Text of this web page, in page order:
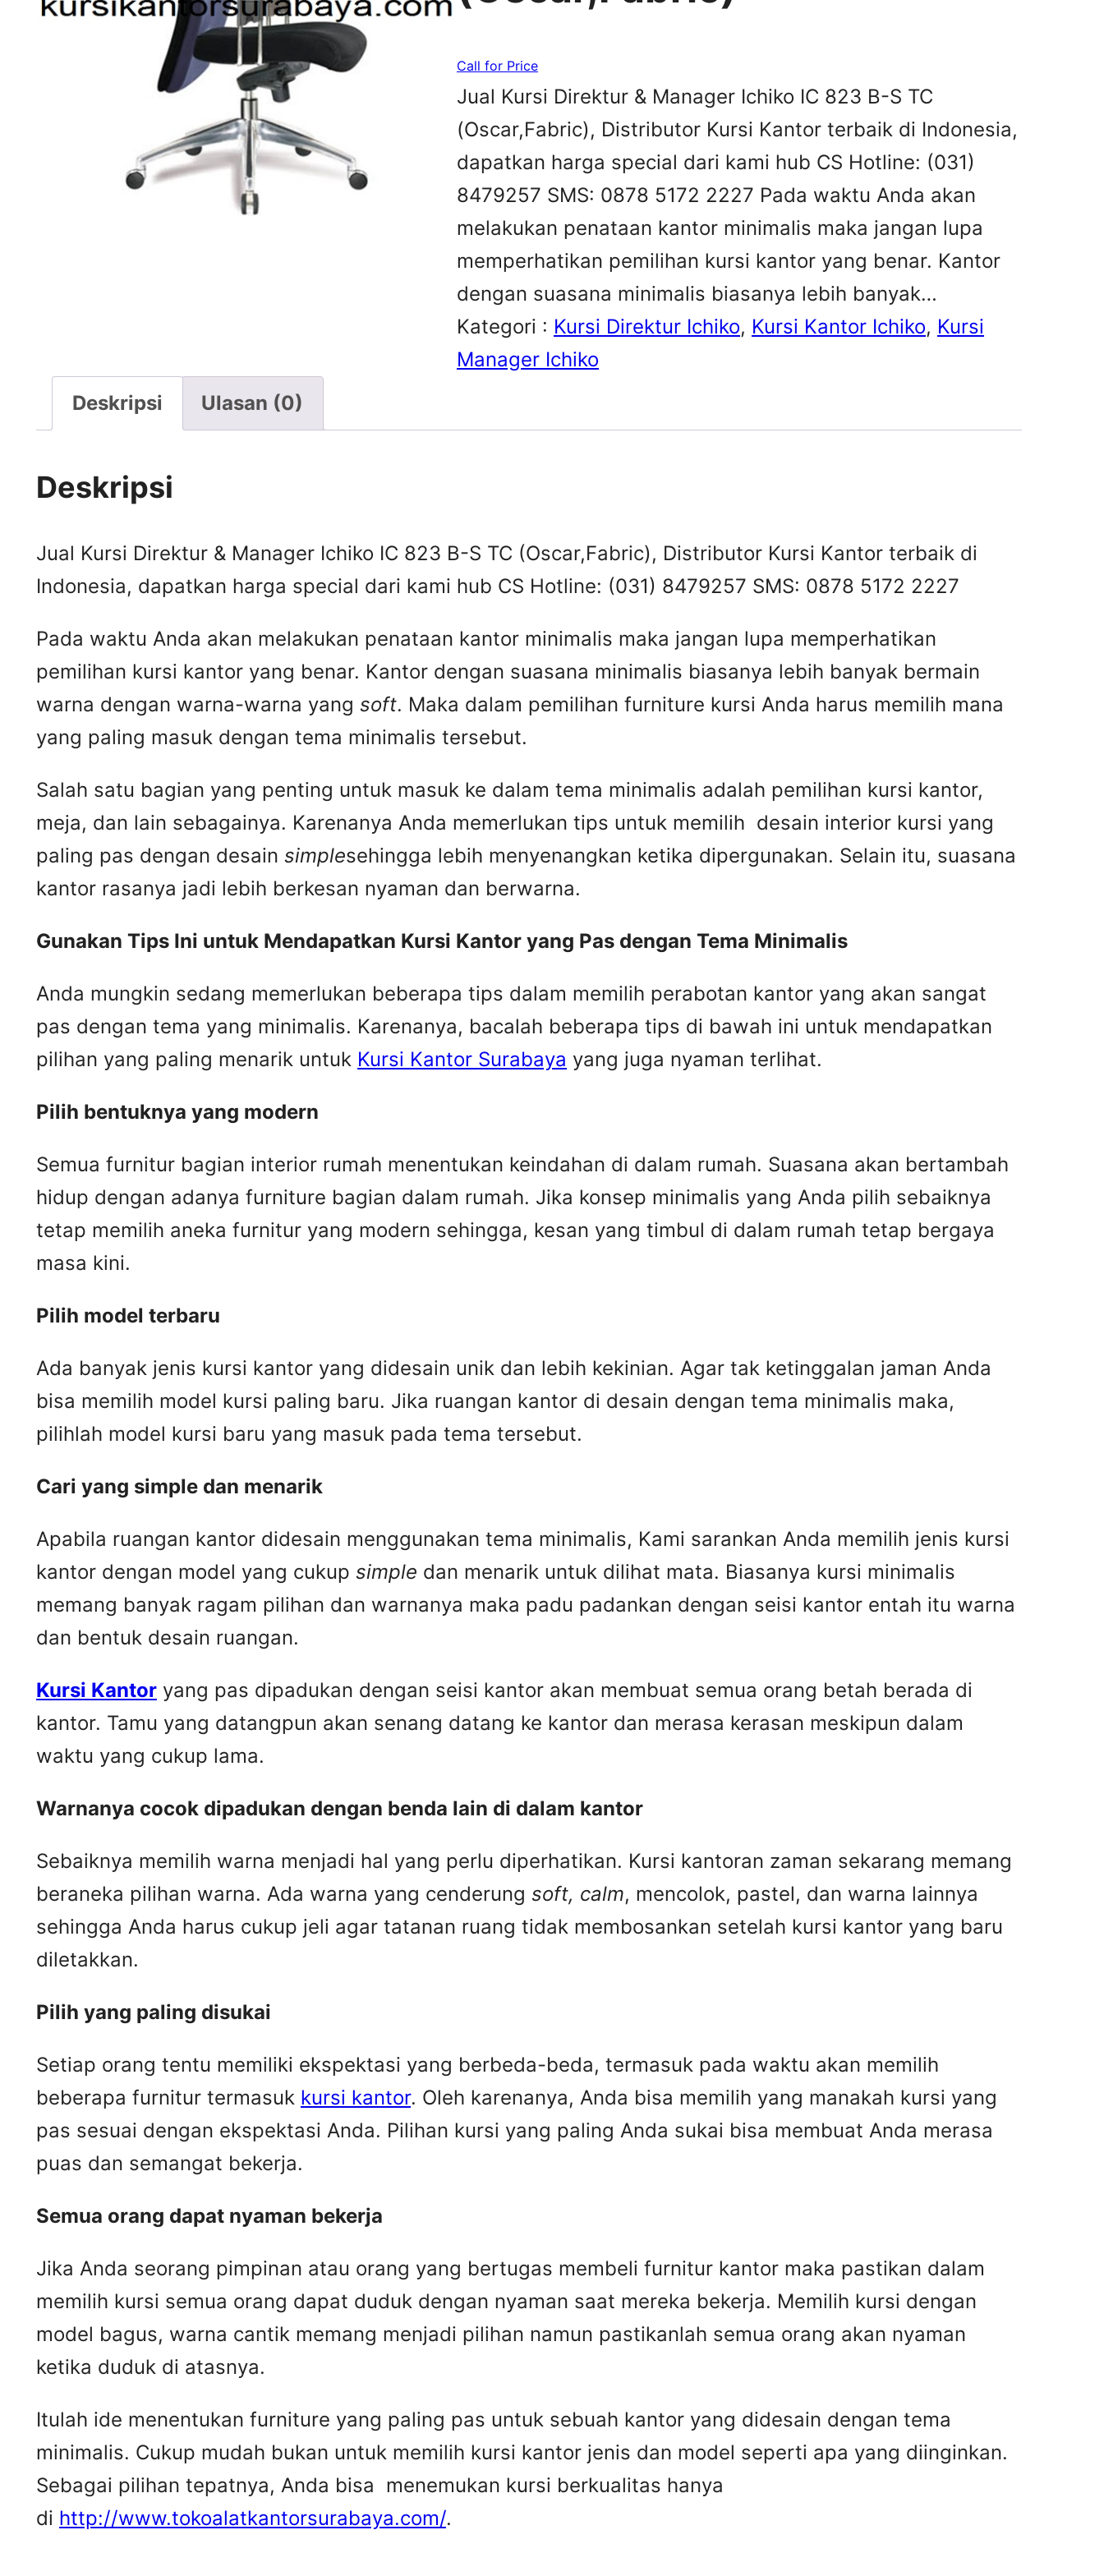
Call for Price
Jual Kursi Direktur & Manager Ichiko IC 823 B-S TC
(Oscar,Fabric), Distributor Kursi Kantor terbaik di Indonesia,
dapatkan harga special dari kami hub CS Hotline: (031)
8479257 SMS: 0878 5172 2227 Pada waktu Anda akan
melakukan penataan kantor minimalis maka jangan lupa
memperhatikan pemilihan kursi kantor yang benar. Kantor
dengan suasana minimalis biasanya lebih banyak…
Kategori : Kursi Direktur Ichiko, Kursi Kantor Ichiko, Kursi
Manager Ichiko
Deskripsi
Ulasan (0)
Deskripsi
Jual Kursi Direktur & Manager Ichiko IC 823 B-S TC (Oscar,Fabric), Distributor Kursi Kantor terbaik di
Indonesia, dapatkan harga special dari kami hub CS Hotline: (031) 8479257 SMS: 0878 5172 2227
Pada waktu Anda akan melakukan penataan kantor minimalis maka jangan lupa memperhatikan
pemilihan kursi kantor yang benar. Kantor dengan suasana minimalis biasanya lebih banyak bermain
warna dengan warna-warna yang soft. Maka dalam pemilihan furniture kursi Anda harus memilih mana
yang paling masuk dengan tema minimalis tersebut.
Salah satu bagian yang penting untuk masuk ke dalam tema minimalis adalah pemilihan kursi kantor,
meja, dan lain sebagainya. Karenanya Anda memerlukan tips untuk memilih desain interior kursi yang
paling pas dengan desain simplesehingga lebih menyenangkan ketika dipergunakan. Selain itu, suasana
kantor rasanya jadi lebih berkesan nyaman dan berwarna.
Gunakan Tips Ini untuk Mendapatkan Kursi Kantor yang Pas dengan Tema Minimalis
Anda mungkin sedang memerlukan beberapa tips dalam memilih perabotan kantor yang akan sangat
pas dengan tema yang minimalis. Karenanya, bacalah beberapa tips di bawah ini untuk mendapatkan
pilihan yang paling menarik untuk Kursi Kantor Surabaya yang juga nyaman terlihat.
Pilih bentuknya yang modern
Semua furnitur bagian interior rumah menentukan keindahan di dalam rumah. Suasana akan bertambah
hidup dengan adanya furniture bagian dalam rumah. Jika konsep minimalis yang Anda pilih sebaiknya
tetap memilih aneka furnitur yang modern sehingga, kesan yang timbul di dalam rumah tetap bergaya
masa kini.
Pilih model terbaru
Ada banyak jenis kursi kantor yang didesain unik dan lebih kekinian. Agar tak ketinggalan jaman Anda
bisa memilih model kursi paling baru. Jika ruangan kantor di desain dengan tema minimalis maka,
pilihlah model kursi baru yang masuk pada tema tersebut.
Cari yang simple dan menarik
Apabila ruangan kantor didesain menggunakan tema minimalis, Kami sarankan Anda memilih jenis kursi
kantor dengan model yang cukup simple dan menarik untuk dilihat mata. Biasanya kursi minimalis
memang banyak ragam pilihan dan warnanya maka padu padankan dengan seisi kantor entah itu warna
dan bentuk desain ruangan.
Kursi Kantor yang pas dipadukan dengan seisi kantor akan membuat semua orang betah berada di
kantor. Tamu yang datangpun akan senang datang ke kantor dan merasa kerasan meskipun dalam
waktu yang cukup lama.
Warnanya cocok dipadukan dengan benda lain di dalam kantor
Sebaiknya memilih warna menjadi hal yang perlu diperhatikan. Kursi kantoran zaman sekarang memang
beraneka pilihan warna. Ada warna yang cenderung soft, calm, mencolok, pastel, dan warna lainnya
sehingga Anda harus cukup jeli agar tatanan ruang tidak membosankan setelah kursi kantor yang baru
diletakkan.
Pilih yang paling disukai
Setiap orang tentu memiliki ekspektasi yang berbeda-beda, termasuk pada waktu akan memilih
beberapa furnitur termasuk kursi kantor. Oleh karenanya, Anda bisa memilih yang manakah kursi yang
pas sesuai dengan ekspektasi Anda. Pilihan kursi yang paling Anda sukai bisa membuat Anda merasa
puas dan semangat bekerja.
Semua orang dapat nyaman bekerja
Jika Anda seorang pimpinan atau orang yang bertugas membeli furnitur kantor maka pastikan dalam
memilih kursi semua orang dapat duduk dengan nyaman saat mereka bekerja. Memilih kursi dengan
model bagus, warna cantik memang menjadi pilihan namun pastikanlah semua orang akan nyaman
ketika duduk di atasnya.
Itulah ide menentukan furniture yang paling pas untuk sebuah kantor yang didesain dengan tema
minimalis. Cukup mudah bukan untuk memilih kursi kantor jenis dan model seperti apa yang diinginkan.
Sebagai pilihan tepatnya, Anda bisa menemukan kursi berkualitas hanya
di http://www.tokoalatkantorsurabaya.com/.